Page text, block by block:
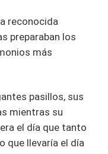
reconocida
preparaban los
más
pasillos, sus
mientras su
el día que tanto
que llevaría el día